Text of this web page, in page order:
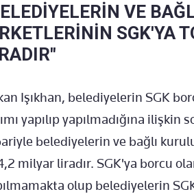
VE
SGK'YA
Işıkhan, belediyelerin SGK
yapılıp yapılmadığına
belediyelerin ve bağlı
milyar liradır. SGK'ya borcu
olup belediyelerin